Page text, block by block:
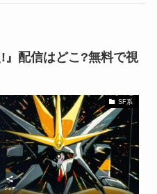
』配信はどこ?無料で視
SF系